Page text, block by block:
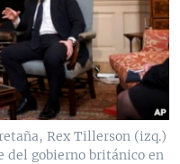
Rex Tillerson (izq.)
del gobierno británico en